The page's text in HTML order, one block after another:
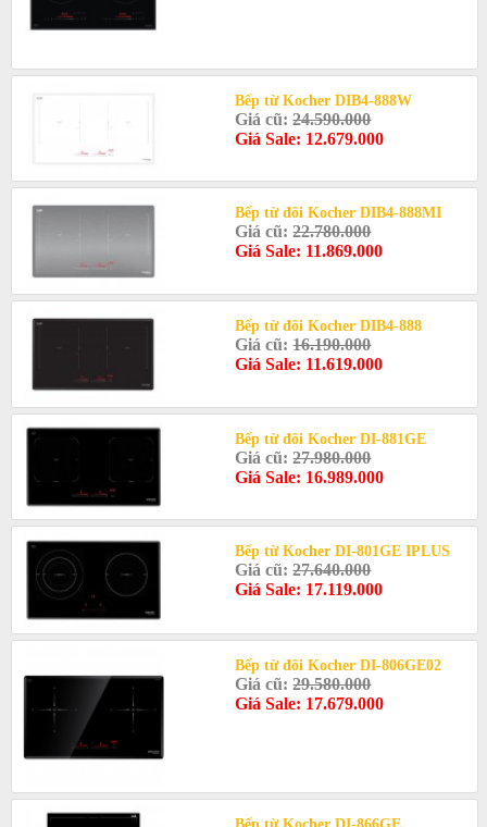
Bếp từ Kocher DIB4-888W
Giá cũ:24.590.000
Giá Sale: 12.679.000
Bếp từ đôi Kocher DIB4-888MI
Giá cũ:22.780.000
Giá Sale: 11.869.000
Bếp từ đôi Kocher DIB4-888
Giá cũ:16.190.000
Giá Sale: 11.619.000
Bếp từ đôi Kocher DI-881GE
Giá cũ:27.980.000
Giá Sale: 16.989.000
Bếp từ Kocher DI-801GE IPLUS
Giá cũ:27.640.000
Giá Sale: 17.119.000
Bếp từ đôi Kocher DI-806GE02
Giá cũ:29.580.000
Giá Sale: 17.679.000